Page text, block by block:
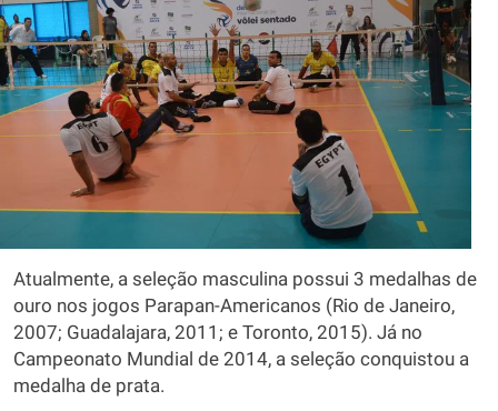
Atualmente, a seleção masculina possui 3 medalhas de
ouro nos jogos Parapan-Americanos (Rio de Janeiro,
2007; Guadalajara, 2011; e Toronto, 2015). Já no
Campeonato Mundial de 2014, a seleção conquistou a
medalha de prata.